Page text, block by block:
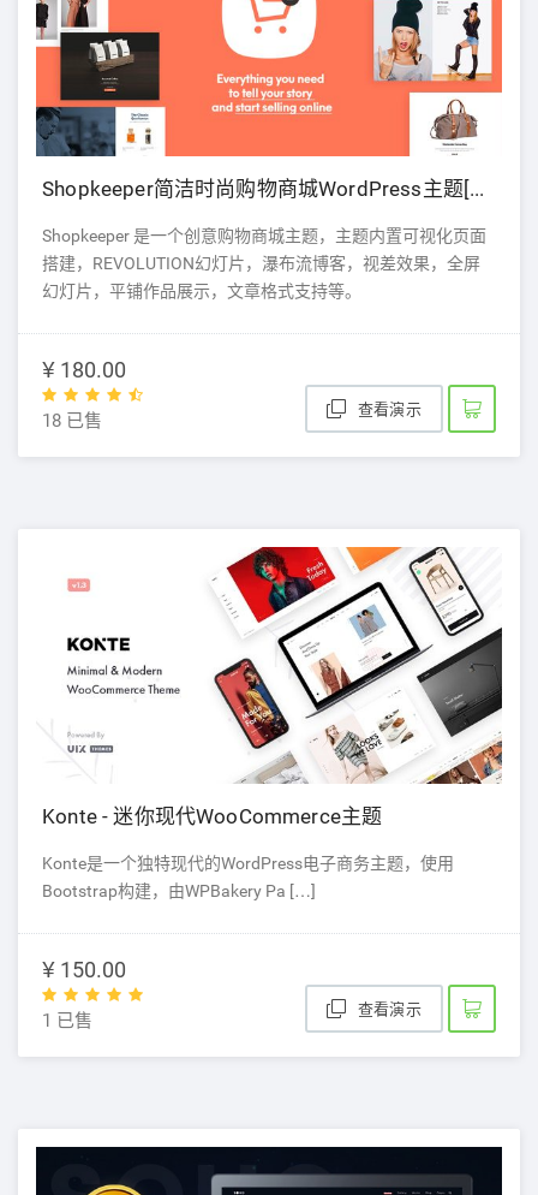
Shopkeeper简洁时尚购物商城WordPress主题[更新至v2.9.14]
Shopkeeper 是一个创意购物商城主题，主题内置可视化页面
搭建，REVOLUTION幻灯片，瀑布流博客，视差效果，全屏
幻灯片，平铺作品展示，文章格式支持等。
¥ 180.00
18 已售
查看演示
Konte - 迷你现代WooCommerce主题
Konte是一个独特现代的WordPress电子商务主题，使用
Bootstrap构建，由WPBakery Pa […]
¥ 150.00
1 已售
查看演示